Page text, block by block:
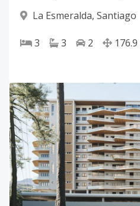
La Esmeralda, Santiago
3 3 2 176.9